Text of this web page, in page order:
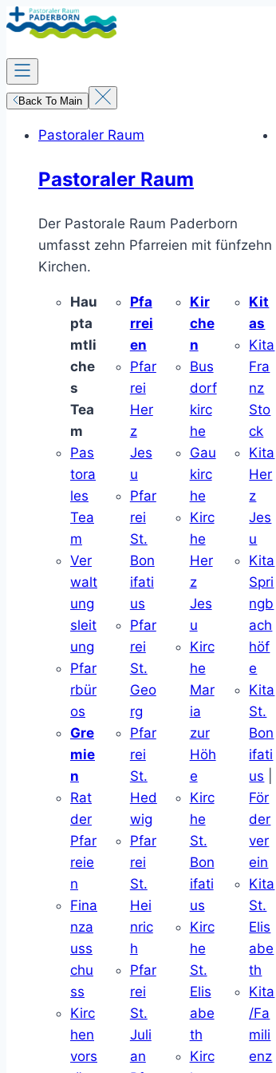
Zum
Inhalt
springen
Back To Main
Pastoraler Raum
Pastoraler Raum
Der Pastorale Raum Paderborn
umfasst zehn Pfarreien mit fünfzehn
Kirchen.
Hau
pta
mtli
che
s
Tea
m
Pas
tora
les
Tea
m
Ver
walt
ung
sleit
ung
Pfar
rbür
os
Gre
mie
n
Rat
der
Pfar
reie
n
Fina
nza
uss
chu
ss
Kirc
hen
vors
Pfa
rrei
en
Pfar
rei
Her
z
Jes
u
Pfar
rei
St.
Bon
ifati
us
Pfar
rei
St.
Geo
rg
Pfar
rei
St.
Hed
wig
Pfar
rei
St.
Hei
nric
h
Pfar
rei
St.
Juli
an
Kir
che
n
Bus
dorf
kirc
he
Gau
kirc
he
Kirc
he
Her
z
Jes
u
Kirc
he
Mar
ia
zur
Höh
e
Kirc
he
St.
Bon
ifati
us
Kirc
he
St.
Elis
abe
th
Kirc
Kit
as
Kita
Fra
nz
Sto
ck
Kita
Her
z
Jes
u
Kita
Spri
ngb
ach
höf
e
Kita
St.
Bon
ifati
us
För
der
ver
ein
Kita
St.
Elis
abe
th
Kita
/Fa
mili
enz